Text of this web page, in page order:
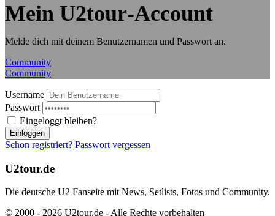
Mein U2tour‑Account
Melde dich mit deinem Benutzernamen und Passwort an.
Community
Community
Username
Passwort
Eingeloggt bleiben?
Einloggen
Schon registriert? Passwort vergessen
U2tour.de
Die deutsche U2 Fanseite mit News, Setlists, Fotos und Community.
© 2000 - 2026 U2tour.de - Alle Rechte vorbehalten